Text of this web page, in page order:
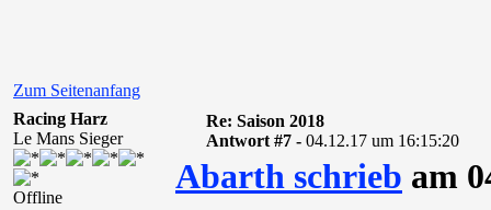
Zum Seitenanfang
Racing Harz
Le Mans Sieger
Offline
Re: Saison 2018
Antwort #7 - 04.12.17 um 16:15:20
Abarth schrieb am